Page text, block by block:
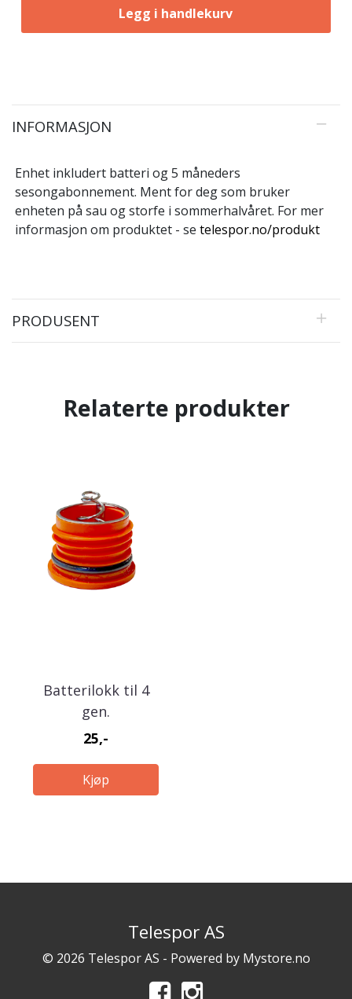
Legg i handlekurv
INFORMASJON
Enhet inkludert batteri og 5 måneders
sesongabonnement. Ment for deg som bruker
enheten på sau og storfe i sommerhalvåret. For mer
informasjon om produktet - se telespor.no/produkt
PRODUSENT
Relaterte produkter
Batterilokk til 4
gen.
25,-
Kjøp
Telespor AS
© 2026 Telespor AS - Powered by Mystore.no